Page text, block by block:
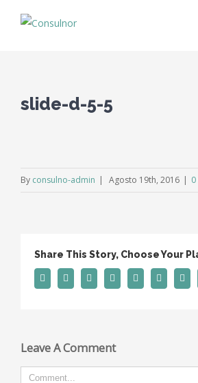
slide-d-5-5
By consulno-admin | Agosto 19th, 2016 |
Share This Story, Choose Your
FacebookTwitter LinkedinReddit Tumblr Google+
Leave A Comment
Comment